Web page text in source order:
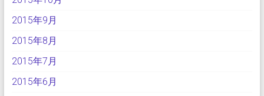
2015年9月
2015年8月
2015年7月
2015年6月